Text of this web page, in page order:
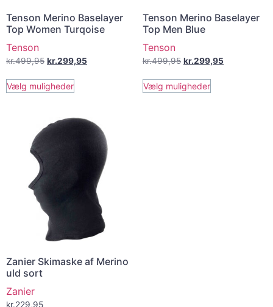
Tenson Merino Baselayer
Top Women Turqoise
Tenson
kr.499,95 kr.299,95
Vælg muligheder
Tenson Merino Baselayer
Top Men Blue
Tenson
kr.499,95 kr.299,95
Vælg muligheder
Zanier Skimaske af Merino
uld sort
Zanier
kr.229,95